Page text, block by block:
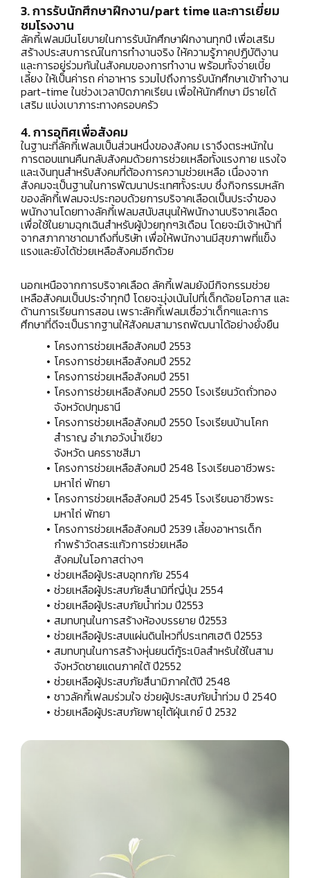
3. การรับนักศึกษาฝึกงาน/part time และการเยี่ยม
ชมโรงงาน
ลัคกี้เฟลมมีนโยบายในการรับนักศึกษาฝึกงานทุกปี เพื่อเสริม
สร้างประสบการณ์ในการทำงานจริง ให้ความรู้ภาคปฏิบัติงาน
และการอยู่ร่วมกันในสังคมของการทำงาน พร้อมทั้งจ่ายเบี้ย
เลี้ยง ให้เป็นค่ารถ ค่าอาหาร รวมไปถึงการรับนักศึกษาเข้าทำงาน
part-time ในช่วงเวลาปิดภาคเรียน เพื่อให้นักศึกษา มีรายได้
เสริม แบ่งเบาภาระทางครอบครัว
4. การอุทิศเพื่อสังคม
ในฐานะที่ลัคกี้เฟลมเป็นส่วนหนึ่งของสังคม เราจึงตระหนักใน
การตอบแทนคืนกลับสังคมด้วยการช่วยเหลือทั้งแรงกาย แรงใจ
และเงินทุนสำหรับสังคมที่ต้องการความช่วยเหลือ เนื่องจาก
สังคมจะเป็นฐานในการพัฒนาประเทศทั้งระบบ ซึ่งกิจกรรมหลัก
ของลัคกี้เฟลมจะประกอบด้วยการบริจาคเลือดเป็นประจำของ
พนักงานโดยทางลัคกี้เฟลมสนับสนุนให้พนักงานบริจาคเลือด
เพื่อใช้ในยามฉุกเฉินสำหรับผู้ป่วยทุกๆ3เดือน โดยจะมีเจ้าหน้าที่
จากสภากาชาดมาถึงที่บริษัท เพื่อให้พนักงานมีสุขภาพที่แข็ง
แรงและยังได้ช่วยเหลือสังคมอีกด้วย
นอกเหนือจากการบริจาคเลือด ลัคกี้เฟลมยังมีกิจกรรมช่วย
เหลือสังคมเป็นประจำทุกปี โดยจะมุ่งเน้นไปที่เด็กด้อยโอกาส และ
ด้านการเรียนการสอน เพราะลัคกี้เฟลมเชื่อว่าเด็กๆและการ
ศึกษาที่ดีจะเป็นรากฐานให้สังคมสามารถพัฒนาได้อย่างยั่งยืน
โครงการช่วยเหลือสังคมปี 2553
โครงการช่วยเหลือสังคมปี 2552
โครงการช่วยเหลือสังคมปี 2551
โครงการช่วยเหลือสังคมปี 2550 โรงเรียนวัดถั่วทอง
จังหวัดปทุมธานี
โครงการช่วยเหลือสังคมปี 2550 โรงเรียนบ้านโคก
สำราญ อำเภอวังน้ำเขียว
จังหวัด นครราชสีมา
โครงการช่วยเหลือสังคมปี 2548 โรงเรียนอาชีวพระ
มหาไถ่ พัทยา
โครงการช่วยเหลือสังคมปี 2545 โรงเรียนอาชีวพระ
มหาไถ่ พัทยา
โครงการช่วยเหลือสังคมปี 2539 เลี้ยงอาหารเด็ก
กำพร้าวัดสระแก้วการช่วยเหลือ
สังคมในโอกาสต่างๆ
ช่วยเหลือผู้ประสบอุทกภัย 2554
ช่วยเหลือผู้ประสบภัยสึนามิที่ญี่ปุ่น 2554
ช่วยเหลือผู้ประสบภัยน้ำท่วม ปี2553
สมทบทุนในการสร้างห้องบรรยาย ปี2553
ช่วยเหลือผู้ประสบแผ่นดินไหวที่ประเทศเฮติ ปี2553
สมทบทุนในการสร้างหุ่นยนต์กู้ระเบิลสำหรับใช้ในสาม
จังหวัดชายแดนภาคใต้ ปี2552
ช่วยเหลือผู้ประสบภัยสึนามิภาคใต้ปี 2548
ชาวลัคกี้เฟลมร่วมใจ ช่วยผู้ประสบภัยน้ำท่วม ปี 2540
ช่วยเหลือผู้ประสบภัยพายุไต้ฝุ่นเกย์ ปี 2532